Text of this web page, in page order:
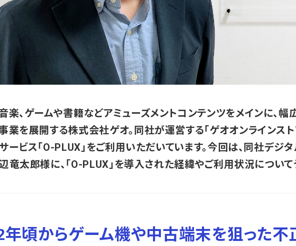
楽、ゲームや書籍などアミューズメントコンテンツをメインに、幅
業を展開する株式会社ゲオ。同社が運営する「ゲオオンラインスト
ービス「O-PLUX」をご利用いただいています。今回は、同社デジ
竜太郎様に、「O-PLUX」を導入された経緯やご利用状況について
頃からゲーム機や中古端末を狙った